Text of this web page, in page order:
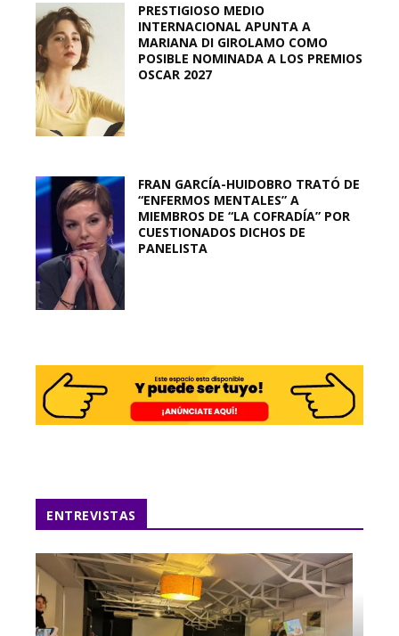
PRESTIGIOSO MEDIO
INTERNACIONAL APUNTA A
MARIANA DI GIROLAMO COMO
POSIBLE NOMINADA A LOS PREMIOS
OSCAR 2027
FRAN GARCÍA-HUIDOBRO TRATÓ DE
“ENFERMOS MENTALES” A
MIEMBROS DE “LA COFRADÍA” POR
CUESTIONADOS DICHOS DE
PANELISTA
ENTREVISTAS